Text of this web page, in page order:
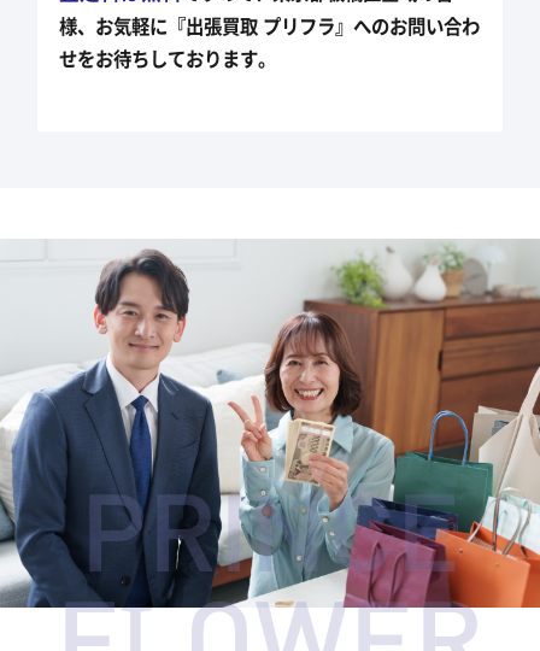
様、お気軽に『出張買取 プリフラ』へのお問い合わ
せをお待ちしております。
PRINCE